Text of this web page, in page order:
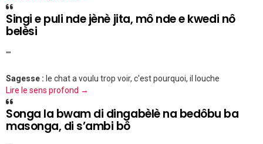
Singi e puli nde jènè jita, mô nde e kwedi nô
belèsi
""
Sagesse : le chat a voulu trop voir, c'est pourquoi, il louche
Lire le sens profond →
Songa la bwam di dingabèlè na bedôbu ba
masonga, di s’ambi bô